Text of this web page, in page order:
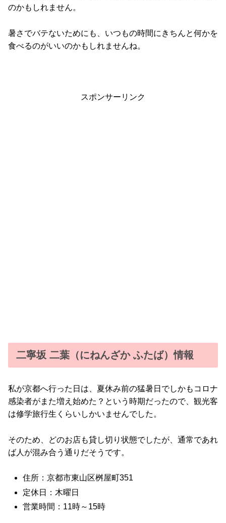
のかもしれません。
暑さでバテないためにも、いつもの時間にきちんと何かを
食べるのがいいのかもしれませんね。
スポンサーリンク
二寧坂 二葉（にねんざか ふたば）情報
私が京都へ行った日は、夏休み前の猛暑日でしかもコロナ
感染者がまた増え始めた？という時期だったので、観光客
は修学旅行生くらいしかいませんでした。
そのため、どのお店も貸し切り状態でしたが、通常であれ
ば人が混み合う通りだそうです。
住所：京都市東山区桝屋町351
定休日：木曜日
営業時間：11時～15時